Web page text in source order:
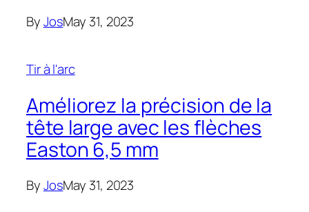
ByJosMay 31, 2023
Tir à l'arc
Améliorez la précision de la
tête large avec les flèches
Easton 6,5 mm
ByJosMay 31, 2023